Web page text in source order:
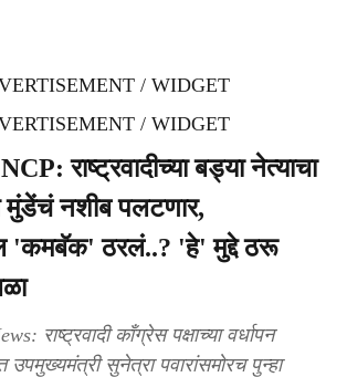
/ WIDGET
/ WIDGET
राष्ट्रवादीच्या बड्या नेत्याचा
नशीब पलटणार,
'कमबॅक' ठरलं..? 'हे' मुद्दे ठरू
राष्ट्रवादी काँग्रेस पक्षाच्या वर्धापन
उपमुख्यमंत्री सुनेत्रा पवारांसमोरच पुन्हा